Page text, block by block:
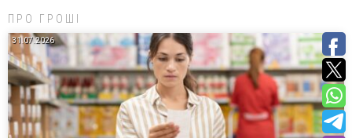
ПРО ГРОШІ
31.07.2026